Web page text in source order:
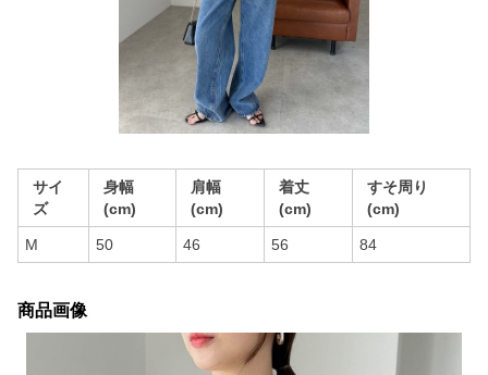
サイ
ズ
身幅
(cm)
肩幅
(cm)
着丈
(cm)
すそ周り
(cm)
M 50 46 56 84
商品画像